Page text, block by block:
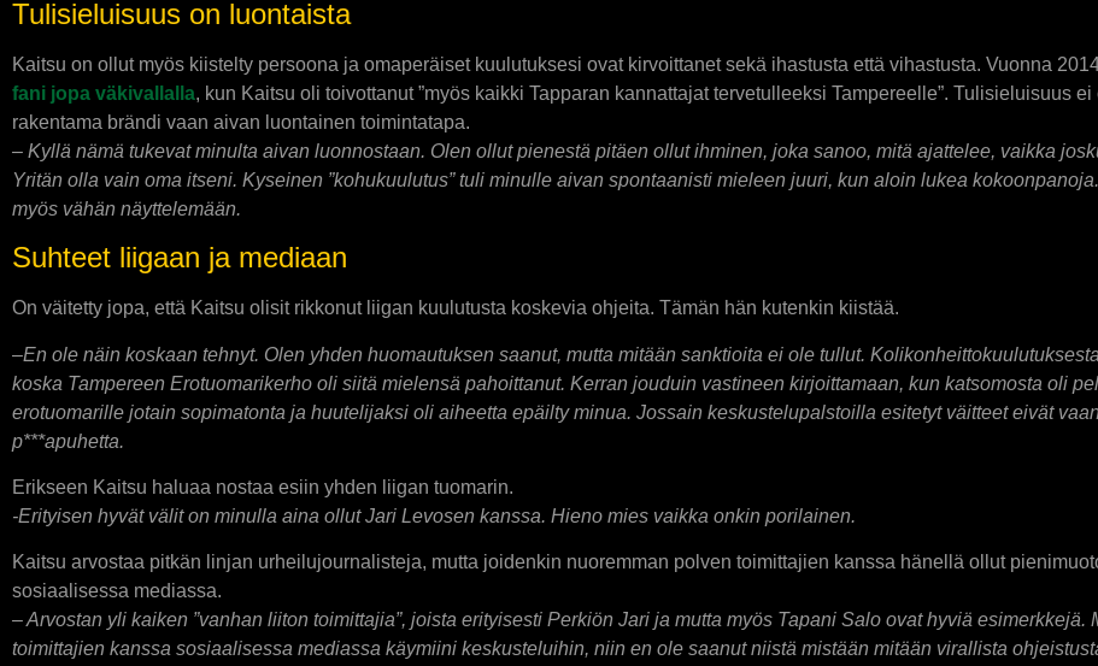
Tulisieluisuus on luontaista
Kaitsu on ollut myös kiistelty persoona ja omaperäiset kuulutuksesi ovat kirvoittanet sekä ihastusta että vihastusta. Vuonna
fani jopa väkivallalla, kun Kaitsu oli toivottanut ”myös kaikki Tapparan kannattajat tervetulleeksi Tampereelle”. Tulisieluisuus
rakentama brändi vaan aivan luontainen toimintatapa.
– Kyllä nämä tukevat minulta aivan luonnostaan. Olen ollut pienestä pitäen ollut ihminen, joka sanoo, mitä ajattelee, vaikka
Yritän olla vain oma itseni. Kyseinen ”kohukuulutus” tuli minulle aivan spontaanisti mieleen juuri, kun aloin lukea
myös vähän näyttelemään.
Suhteet liigaan ja mediaan
On väitetty jopa, että Kaitsu olisit rikkonut liigan kuulutusta koskevia ohjeita. Tämän hän kutenkin kiistää.
–En ole näin koskaan tehnyt. Olen yhden huomautuksen saanut, mutta mitään sanktioita ei ole tullut.
koska Tampereen Erotuomarikerho oli siitä mielensä pahoittanut. Kerran jouduin vastineen kirjoittamaan, kun katsomosta oli
erotuomarille jotain sopimatonta ja huutelijaksi oli aiheetta epäilty minua. Jossain keskustelupalstoilla esitetyt väitteet eivät
p***apuhetta.
Erikseen Kaitsu haluaa nostaa esiin yhden liigan tuomarin.
-Erityisen hyvät välit on minulla aina ollut Jari Levosen kanssa. Hieno mies vaikka onkin porilainen.
Kaitsu arvostaa pitkän linjan urheilujournalisteja, mutta joidenkin nuoremman polven toimittajien kanssa hänellä ollut
sosiaalisessa mediassa.
– Arvostan yli kaiken ”vanhan liiton toimittajia”, joista erityisesti Perkiön Jari ja mutta myös Tapani Salo ovat hyviä esimerkkejä.
toimittajien kanssa sosiaalisessa mediassa käymiini keskusteluihin, niin en ole saanut niistä mistään mitään virallista